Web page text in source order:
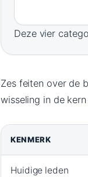
Deze vier
Zes feiten over de
wisseling in de
KENMERK
Huidige leden